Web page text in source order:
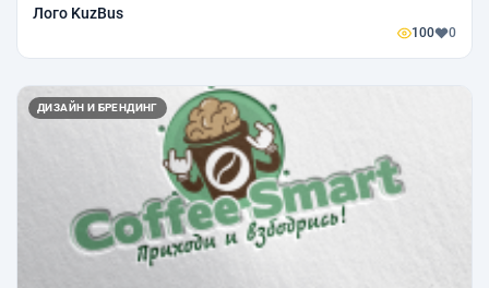
Лого KuzBus
100 0
ДИЗАЙН И БРЕНДИНГ